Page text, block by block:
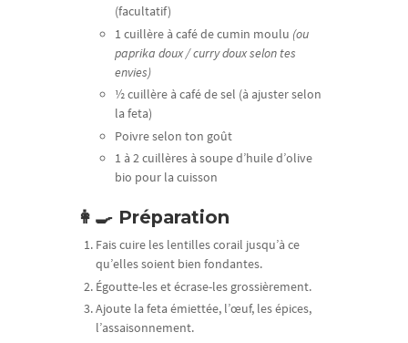
(facultatif)
1 cuillère à café de cumin moulu (ou
paprika doux / curry doux selon tes
envies)
½ cuillère à café de sel (à ajuster selon
la feta)
Poivre selon ton goût
1 à 2 cuillères à soupe d’huile d’olive
bio pour la cuisson
👩‍🍳 Préparation
Fais cuire les lentilles corail jusqu’à ce
qu’elles soient bien fondantes.
Égoutte-les et écrase-les grossièrement.
Ajoute la feta émiettée, l’œuf, les épices,
l’assaisonnement.